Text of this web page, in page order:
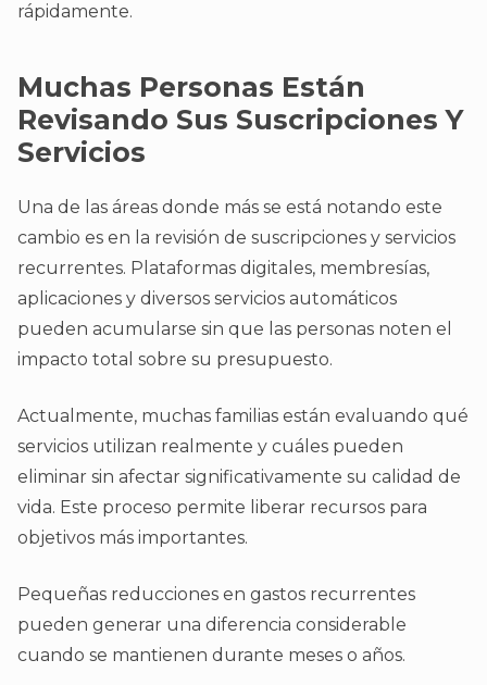
rápidamente.
Muchas Personas Están
Revisando Sus Suscripciones Y
Servicios
Una de las áreas donde más se está notando este
cambio es en la revisión de suscripciones y servicios
recurrentes. Plataformas digitales, membresías,
aplicaciones y diversos servicios automáticos
pueden acumularse sin que las personas noten el
impacto total sobre su presupuesto.
Actualmente, muchas familias están evaluando qué
servicios utilizan realmente y cuáles pueden
eliminar sin afectar significativamente su calidad de
vida. Este proceso permite liberar recursos para
objetivos más importantes.
Pequeñas reducciones en gastos recurrentes
pueden generar una diferencia considerable
cuando se mantienen durante meses o años.